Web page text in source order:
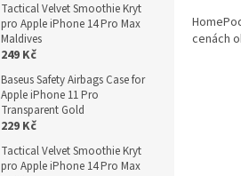
Tactical Velvet Smoothie Kryt
pro Apple iPhone 14 Pro Max
Maldives
249 Kč
Baseus Safety Airbags Case for
Apple iPhone 11 Pro
Transparent Gold
229 Kč
Tactical Velvet Smoothie Kryt
pro Apple iPhone 14 Pro Max
cenách